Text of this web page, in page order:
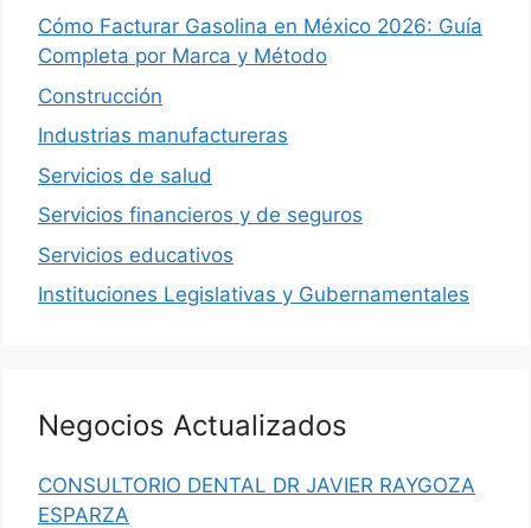
Cómo Facturar Gasolina en México 2026: Guía
Completa por Marca y Método
Construcción
Industrias manufactureras
Servicios de salud
Servicios financieros y de seguros
Servicios educativos
Instituciones Legislativas y Gubernamentales
Negocios Actualizados
CONSULTORIO DENTAL DR JAVIER RAYGOZA
ESPARZA